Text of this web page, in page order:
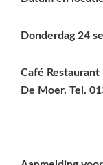
Donderdag 24
Café
De Moer. Tel.